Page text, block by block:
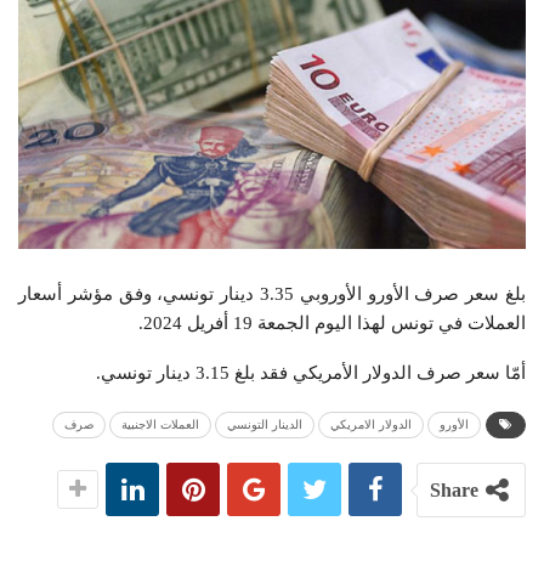
بلغ سعر صرف الأورو الأوروبي 3.35 دينار تونسي، وفق مؤشر أسعار
العملات في تونس لهذا اليوم الجمعة 19 أفريل 2024.
أمّا سعر صرف الدولار الأمريكي فقد بلغ 3.15 دينار تونسي.
الأورو الدولار الامريكي الدينار التونسي العملات الاجنبية صرف
Share